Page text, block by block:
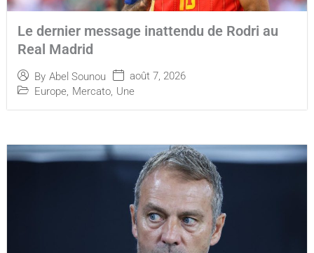
Le dernier message inattendu de Rodri au
Real Madrid
By Abel Sounou
août 7, 2026
Europe Mercato Une